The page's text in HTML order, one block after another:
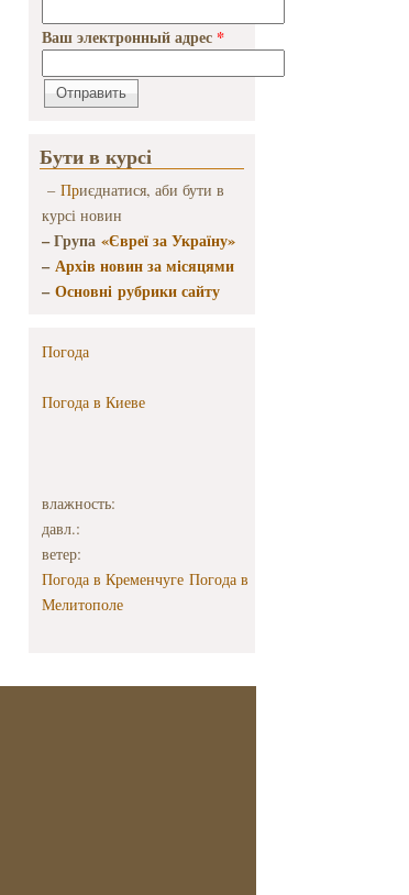
Ваш электронный адрес *
Бути в курсі
– Приєднатися, аби бути в
курсі новин
– Група «Євреї за Україну»
–Архів новин за місяцями
–Основні рубрики сайту
Погода
Погода в Киеве
влажность:
давл.:
ветер:
Погода в Кременчуге Погода в
Мелитополе